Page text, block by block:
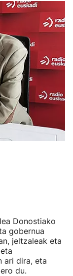
Donostiako
gobernua
jeltzaleak eta
eta
ari dira, eta
du.